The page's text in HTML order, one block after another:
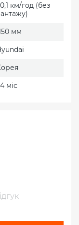
км/год (без
мм
міс